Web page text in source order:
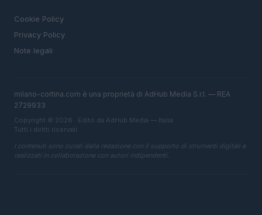
Cookie Policy
Privacy Policy
Note legali
milano-cortina.com è una proprietà di AdHub Media S.r.l. — REA
2729933
Copyright © 2026 · Edito da AdHub Media — Italia
Tutti i diritti riservati
I contenuti sono curati dalla redazione con il supporto di strumenti digitali e
realizzati in collaborazione con autori indipendenti.